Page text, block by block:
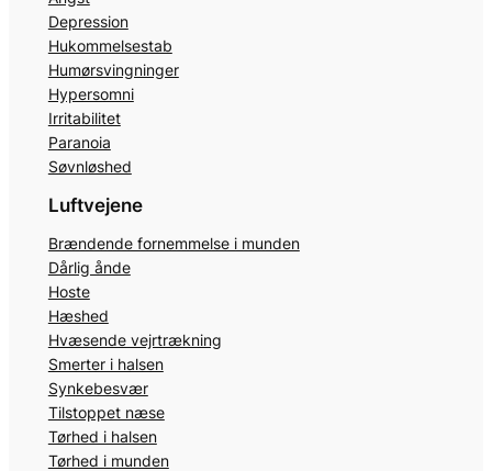
Depression
Hukommelsestab
Humørsvingninger
Hypersomni
Irritabilitet
Paranoia
Søvnløshed
Luftvejene
Brændende fornemmelse i munden
Dårlig ånde
Hoste
Hæshed
Hvæsende vejrtrækning
Smerter i halsen
Synkebesvær
Tilstoppet næse
Tørhed i halsen
Tørhed i munden